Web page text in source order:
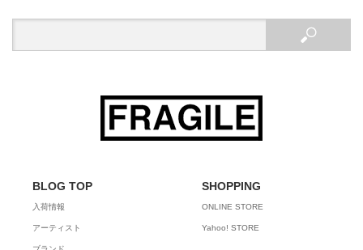
BLOG TOP
入荷情報
アーティスト
SHOPPING
ONLINE STORE
Yahoo! STORE